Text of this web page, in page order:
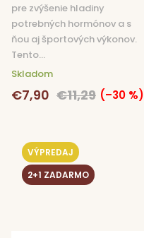
€7,90 €11,29 (–30 %)
Skladom
pre zvýšenie hladiny
potrebných hormónov a s
ňou aj športových výkonov.
Tento...
VÝPREDAJ
2+1 ZADARMO